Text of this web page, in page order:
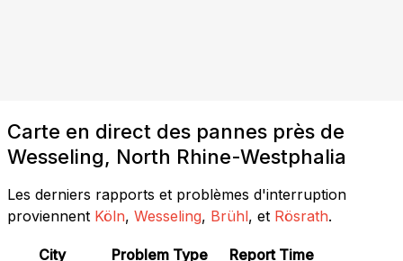
Carte en direct des pannes près de
Wesseling, North Rhine-Westphalia
Les derniers rapports et problèmes d'interruption
proviennent Köln, Wesseling, Brühl, et Rösrath.
City Problem Type
Report Time